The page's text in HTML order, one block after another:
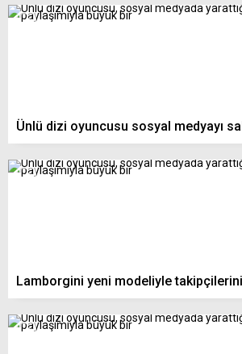
Ünlü dizi oyuncusu sosyal medyayı
Lamborgini yeni modeliyle takipçilerini